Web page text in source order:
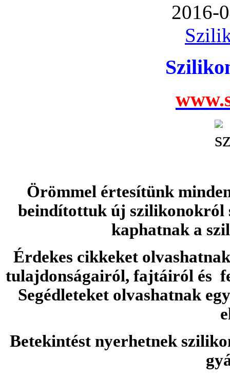
2016-
Örömmel értesítünk
beindítottuk új szilikonokról
kaphatnak a
Érdekes cikkeket
tulajdonságairól, fajtáiról és
Segédleteket olvashatnak
Betekintést nyerhetnek